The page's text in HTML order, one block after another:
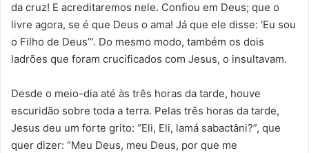
da cruz! E acreditaremos nele. Confiou em Deus; que o
livre agora, se é que Deus o ama! Já que ele disse: ‘Eu sou
o Filho de Deus’”. Do mesmo modo, também os dois
ladrões que foram crucificados com Jesus, o insultavam.
Desde o meio-dia até às três horas da tarde, houve
escuridão sobre toda a terra. Pelas três horas da tarde,
Jesus deu um forte grito: “Eli, Eli, lamá sabactâni?”, que
quer dizer: “Meu Deus, meu Deus, por que me